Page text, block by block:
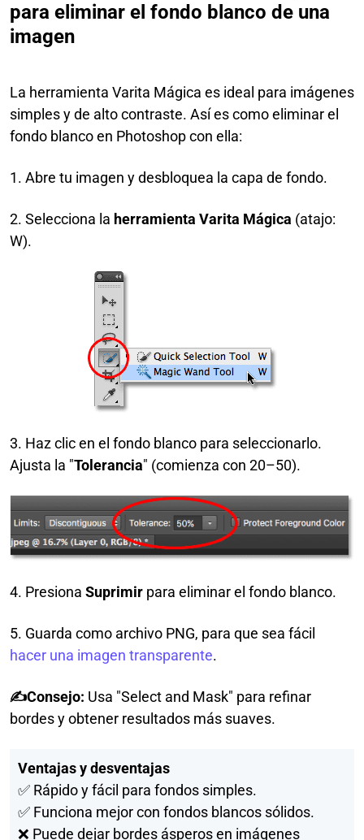
para eliminar el fondo blanco de una
imagen
La herramienta Varita Mágica es ideal para imágenes
simples y de alto contraste. Así es como eliminar el
fondo blanco en Photoshop con ella:
1. Abre tu imagen y desbloquea la capa de fondo.
2. Selecciona la herramienta Varita Mágica (atajo:
W).
3. Haz clic en el fondo blanco para seleccionarlo.
Ajusta la "Tolerancia" (comienza con 20–50).
4. Presiona Suprimir para eliminar el fondo blanco.
5. Guarda como archivo PNG, para que sea fácil
hacer una imagen transparente.
✍Consejo: Usa "Select and Mask" para refinar
bordes y obtener resultados más suaves.
Ventajas y desventajas
✅ Rápido y fácil para fondos simples.
✅ Funciona mejor con fondos blancos sólidos.
❌ Puede dejar bordes ásperos en imágenes